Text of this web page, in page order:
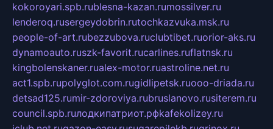
kokoroyari.spb.rublesna-kazan.rumossilver.ru
lenderoq.rusergeydobrin.rutochkazvuka.msk.ru
people-of-art.rubezzubova.ruclubtibet.ruorior-aks.ru
dynamoauto.ruszk-favorit.rucarlines.ruflatnsk.ru
kingbolenskaner.rualex-motor.ruastroline.net.ru
act1.spb.rupolyglot.com.rugidlipetsk.ruooo-driada.ru
detsad125.rumir-zdoroviya.rubruslanovo.rusiterem.ru
council.spb.ruлодкипатриот.рфkafekolizey.ru